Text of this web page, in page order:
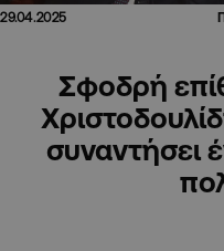
29.04.2025
Σφοδρή
συναντήσει